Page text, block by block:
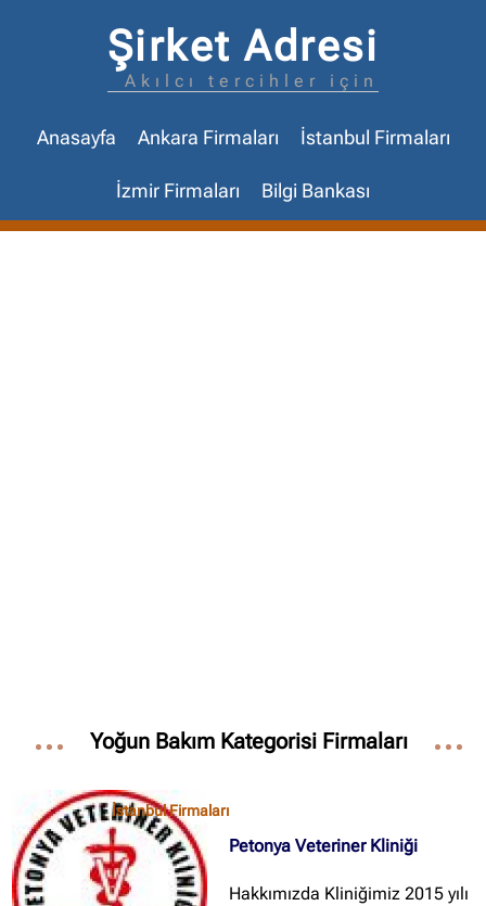
Şirket Adresi
Akılcı tercihler için
Anasayfa Ankara Firmaları İstanbul Firmaları
İzmir Firmaları Bilgi Bankası
Yoğun Bakım Kategorisi Firmaları
İstanbul Firmaları
Petonya Veteriner Kliniği
Hakkımızda Kliniğimiz 2015 yılı
İstanbul Firmaları
İzmir Firmaları